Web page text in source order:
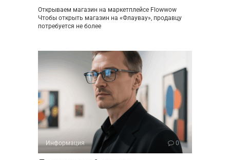
Открываем магазин на маркетплейсе Flowwow
Чтобы открыть магазин на «Флаувау», продавцу
потребуется не более
Информация 0